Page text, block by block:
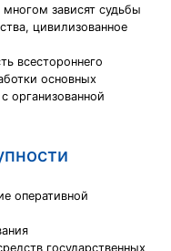
зависят судьбы
цивилизованное
всестороннего
основных
организованной
оперативной
государственных